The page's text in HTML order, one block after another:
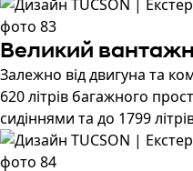
Великий
Залежно від двигуна та
620 літрів багажного
сидіннями та до 1799